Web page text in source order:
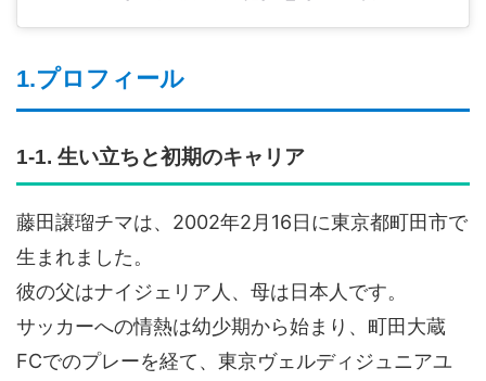
1.プロフィール
1-1. 生い立ちと初期のキャリア
藤田譲瑠チマは、2002年2月16日に東京都町田市で
生まれました。
彼の父はナイジェリア人、母は日本人です。
サッカーへの情熱は幼少期から始まり、町田大蔵
FCでのプレーを経て、東京ヴェルディジュニアユ